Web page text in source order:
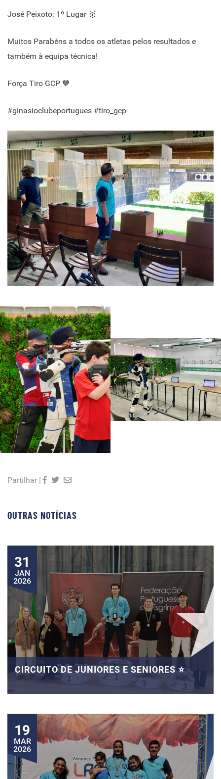
José Peixoto: 1º Lugar 🥇
Muitos Parabéns a todos os atletas pelos resultados e
também à equipa técnica!
Força Tiro GCP 💙
#ginasioclubeportugues #tiro_gcp
Partilhar |
OUTRAS NOTÍCIAS
31
JAN
2026
CIRCUITO DE JUNIORES E SENIORES ⭐
19
MAR
2026